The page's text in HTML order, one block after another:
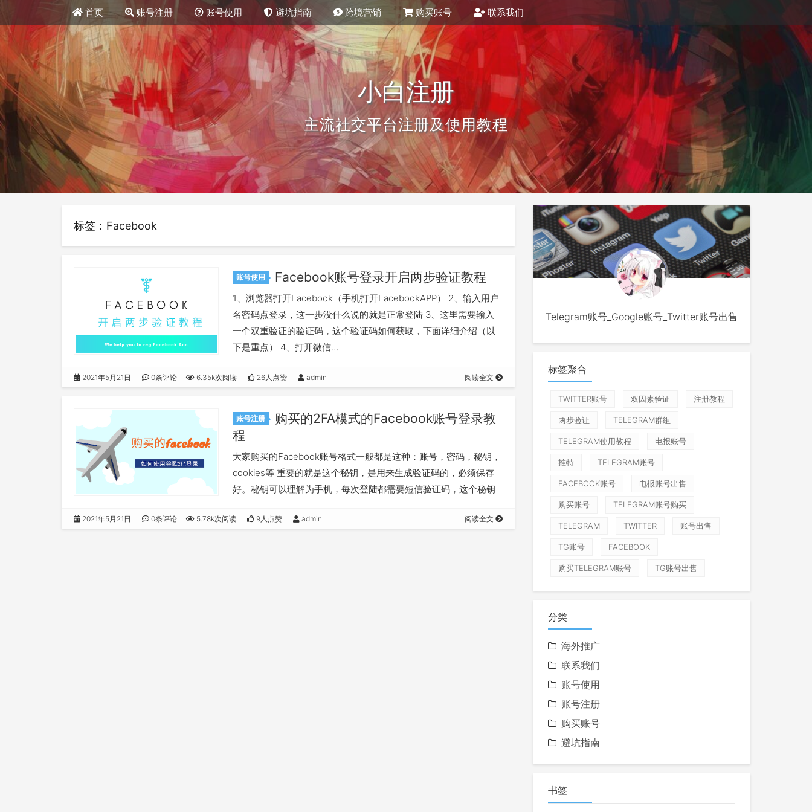
首页 账号注册 账号使用 避坑指南 跨境营销 购买账号 联系我们
小白注册
主流社交平台注册及使用教程
标签：Facebook
账号使用 Facebook账号登录开启两步验证教程
1、浏览器打开Facebook（手机打开FacebookAPP） 2、输入用户
名密码点登录，这一步没什么说的就是正常登陆 3、这里需要输入
一个双重验证的验证码，这个验证码如何获取，下面详细介绍（以
下是重点） 4、打开微信…
2021年5月21日 0条评论 6.35k次阅读 26人点赞 admin 阅读全文
账号注册
购买的2FA模式的Facebook账号登录教
程
大家购买的Facebook账号格式一般都是这种：账号，密码，秘钥，
cookies等 重要的就是这个秘钥，是用来生成验证码的，必须保存
好。秘钥可以理解为手机，每次登陆都需要短信验证码，这个秘钥
2021年5月21日 0条评论 5.78k次阅读 9人点赞 admin 阅读全文
Telegram账号_Google账号_Twitter账号出售
标签聚合
TWITTER账号 双因素验证 注册教程
两步验证 TELEGRAM群组
TELEGRAM使用教程 电报账号
推特 TELEGRAM账号
FACEBOOK账号 电报账号出售
购买账号 TELEGRAM账号购买
TELEGRAM TWITTER 账号出售
TG账号 FACEBOOK
购买TELEGRAM账号 TG账号出售
分类
海外推广
联系我们
账号使用
账号注册
购买账号
避坑指南
书签